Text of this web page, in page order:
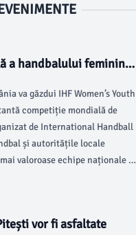
a handbalului feminin.
va găzdui IHF Women’s Youth
competiție mondială de
de International Handball
și autoritățile locale
valoroase echipe naționale și
vor fi asfaltate